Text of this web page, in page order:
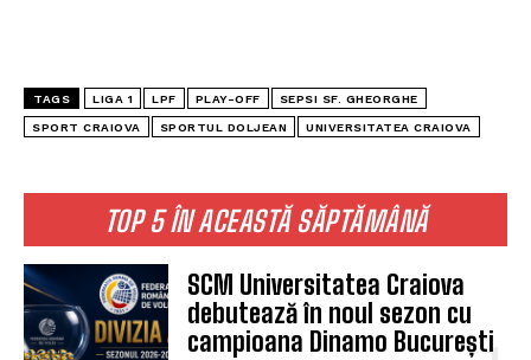
TOP 5 ÎN ACEASTĂ SĂPTĂMÂNĂ
SCM Universitatea Craiova
debutează în noul sezon cu
campioana Dinamo București
TAGS LIGA 1 LPF PLAY-OFF SEPSI SF. GHEORGHE
SPORT CRAIOVA SPORTUL DOLJEAN UNIVERSITATEA CRAIOVA